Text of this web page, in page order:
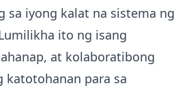
sa iyong kalat na sistema ng
ito ng isang
at kolaboratibong
katotohanan para sa